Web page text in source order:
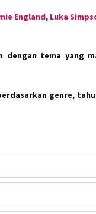
England, Luka
tema yang
genre,